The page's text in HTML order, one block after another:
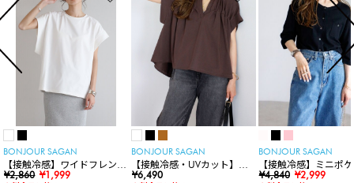
BONJOUR SAGAN
【接触冷感】ワイドフレンチ
スリーブTシャツ
¥2,860 ¥1,999
BONJOUR SAGAN
【接触冷感・UVカット】シ
ャーリングスキッパートップ
¥6,490
BONJOUR SAGAN
【接触冷感】ミニポ
袖ニットカーディガン
¥4,840 ¥2,999